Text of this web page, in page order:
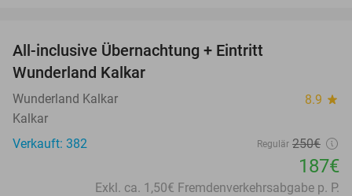
All-inclusive Übernachtung + Eintritt
Wunderland Kalkar
Wunderland Kalkar 8.9 star
Kalkar
Verkauft: 382
Regulär 250€
187€
Exkl. ca. 1,50€ Fremdenverkehrsabgabe p. P.